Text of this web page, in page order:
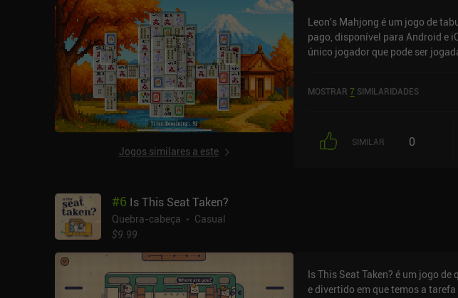
Jogos similares a este
Leon's Mahjong é um jogo de
pago, disponível para Android e
único jogador que pode ser
Store do iOS.
MOSTRAR 7 SIMILARIDADES
SIMILAR 0
#6 Is This Seat Taken?
Quebra-cabeça
Casual
$9.99
Is This Seat Taken? é um jogo
e divertido em que temos a